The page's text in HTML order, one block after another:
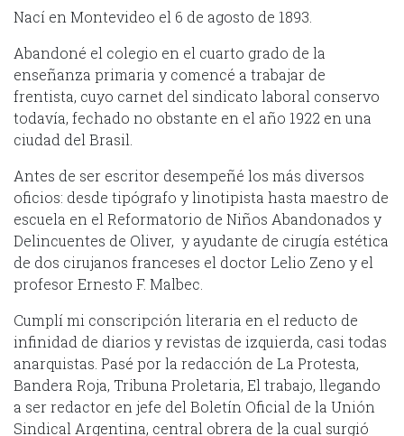
Nací en Montevideo el 6 de agosto de 1893.
Abandoné el colegio en el cuarto grado de la
enseñanza primaria y comencé a trabajar de
frentista, cuyo carnet del sindicato laboral conservo
todavía, fechado no obstante en el año 1922 en una
ciudad del Brasil.
Antes de ser escritor desempeñé los más diversos
oficios: desde tipógrafo y linotipista hasta maestro de
escuela en el Reformatorio de Niños Abandonados y
Delincuentes de Oliver, y ayudante de cirugía estética
de dos cirujanos franceses el doctor Lelio Zeno y el
profesor Ernesto F. Malbec.
Cumplí mi conscripción literaria en el reducto de
infinidad de diarios y revistas de izquierda, casi todas
anarquistas. Pasé por la redacción de La Protesta,
Bandera Roja, Tribuna Proletaria, El trabajo, llegando
a ser redactor en jefe del Boletín Oficial de la Unión
Sindical Argentina, central obrera de la cual surgió